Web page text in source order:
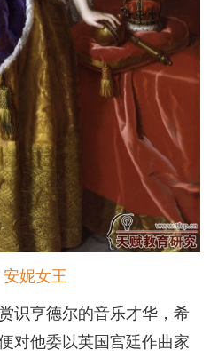
安妮女王
亨德尔的音乐才华，希
对他委以英国宫廷作曲家